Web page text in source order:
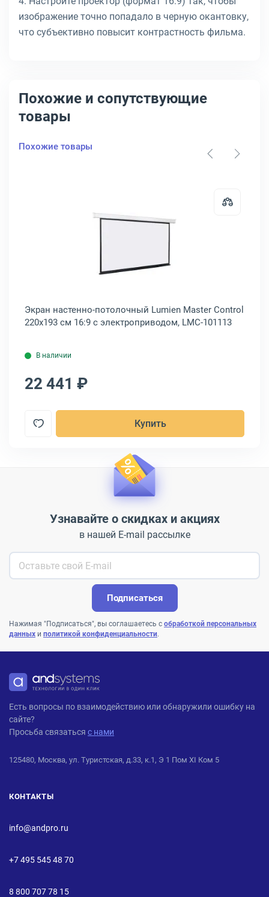
изображение точно попадало в черную окантовку,
что субъективно повысит контрастность фильма.
Похожие и сопутствующие
товары
Похожие товары
потолочный Digis Electra-F 278x213 см 4:3 с
Открыть товар: Экран
Экран настенно-потолочный Lumien Master Control
220x193 см 16:9 с электроприводом, LMC-101113
В наличии
22 441 ₽
Купить
Узнавайте о скидках и акциях
в нашей E-mail рассылке
Подписаться
Нажимая "Подписаться", вы соглашаетесь с обработкой персональных
данных и политикой конфиденциальности.
ANDPRO
Есть вопросы по взаимодействию или обнаружили ошибку на
сайте?
Просьба связаться с нами
125480, Москва, ул. Туристская, д.33, к.1, Э 1 Пом XI Ком 5
КОНТАКТЫ
info@andpro.ru
+7 495 545 48 70
8 800 707 78 15